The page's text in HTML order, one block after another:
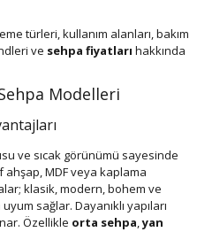
türleri, kullanım alanları, bakım
ve sehpa fiyatları hakkında
Modelleri
ve sıcak görünümü sayesinde
MDF veya kaplama
klasik, modern, bohem ve
sağlar. Dayanıklı yapıları
Özellikle orta sehpa,yan